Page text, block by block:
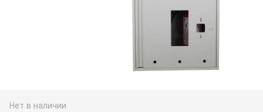
Нет в наличии